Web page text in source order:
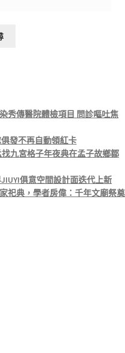
秀傳醫院體檢項目 問診嘔吐焦
發不再自動領紅卡
九宮格子年夜典在孟子故鄉鄒
俱意空間設計面迭代上新
祀典，學者房偉：千年文廟祭奠